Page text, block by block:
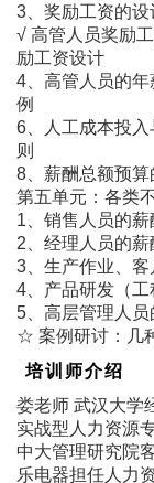
3、奖励工资的设
√ 高管人员奖励
励工资设计
4、高管人员的
例
6、人工成本投
则
8、薪酬总额预
第五单元：各类
1、销售人员的薪
2、经理人员的薪
3、生产作业、
4、产品研发（
5、高层管理人员
☆ 案例研讨：几
培训师介绍
娄老师 武汉大学
实战型人力资源
中大管理研究院
乐电器担任人力